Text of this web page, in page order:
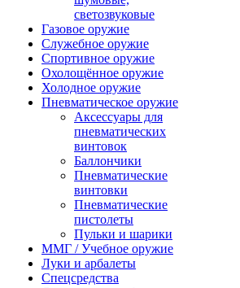
светозвуковые
Газовое оружие
Служебное оружие
Спортивное оружие
Охолощённое оружие
Холодное оружие
Пневматическое оружие
Аксессуары для
пневматических
винтовок
Баллончики
Пневматические
винтовки
Пневматические
пистолеты
Пульки и шарики
ММГ / Учебное оружие
Луки и арбалеты
Спецсредства